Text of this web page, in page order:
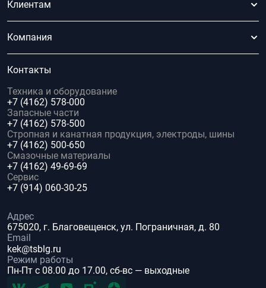
Клиентам
Компания
Контакты
Техника и оборудование
+7 (4162) 578-000
Запасные части
+7 (4162) 578-500
Стропная и канатная продукция, электроды, шины
+7 (4162) 500-650
Смазочные материалы
+7 (4162) 49-69-69
Сервис
+7 (914) 060-30-25
Адрес
675020, г. Благовещенск, ул. Пограничная, д. 80
Email
kek@tsblg.ru
Режим работы
Пн-Пт с 08.00 до 17.00, сб-вс — выходные